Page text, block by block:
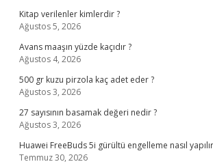
Kitap verilenler kimlerdir ?
Ağustos 5, 2026
Avans maaşın yüzde kaçıdır ?
Ağustos 4, 2026
500 gr kuzu pirzola kaç adet eder ?
Ağustos 3, 2026
27 sayısının basamak değeri nedir ?
Ağustos 3, 2026
Huawei FreeBuds 5i gürültü engelleme nasıl
Temmuz 30, 2026